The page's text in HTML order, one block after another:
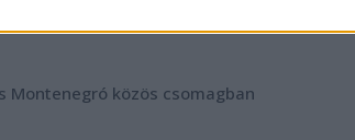
Montenegró közös csomagban